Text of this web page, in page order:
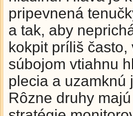
pripevnená
a tak, aby
kokpit príliš často,
súbojom vtiahnu
plecia a uzamknú
Rôzne druhy